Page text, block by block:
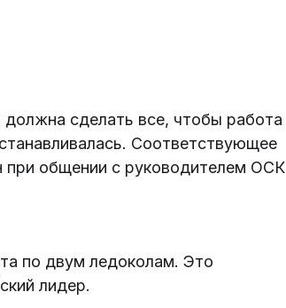
сделать все, чтобы работа
Соответствующее
при общении с руководителем ОСК
по двум ледоколам. Это
лидер.